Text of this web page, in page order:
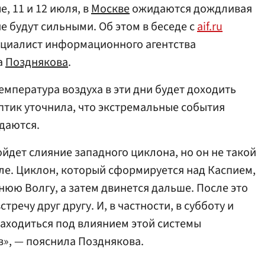
11 и 12 июля, вМосквеожидаются дождливая
будут сильными. Об этом в беседе сaif.ru
информационного агентства
Позднякова.
воздуха в эти дни будет доходить
уточнила, что экстремальные события
слияние западного циклона, но он не такой
Циклон, который сформируется над Каспием,
Волгу, а затем двинется дальше. После это
друг другу. И, в частности, в субботу и
под влиянием этой системы
— пояснила Позднякова.